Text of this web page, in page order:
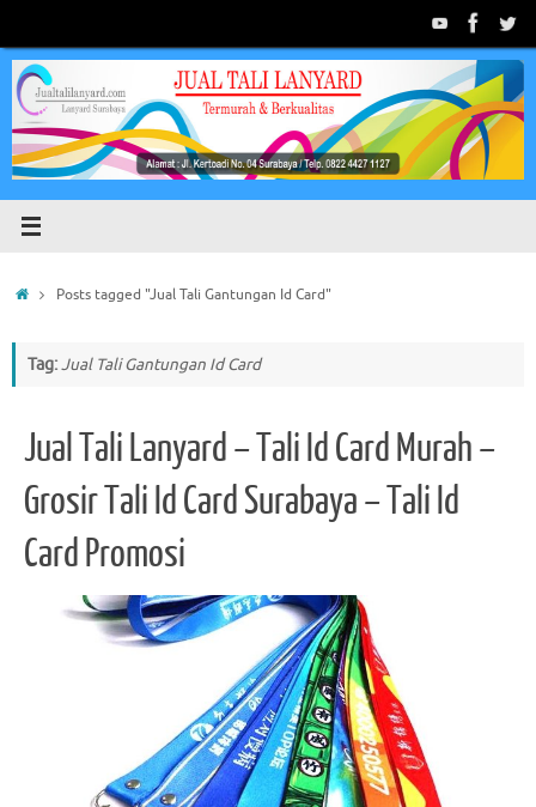
content
HomePosts tagged "Jual Tali Gantungan Id Card"
Tag:Jual Tali Gantungan Id Card
Jual Tali Lanyard – Tali Id Card Murah –
Grosir Tali Id Card Surabaya – Tali Id
Card Promosi